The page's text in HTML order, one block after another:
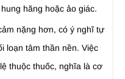
hăng hoặc ảo giác.
nặng hơn, có ý nghĩ tự
loạn tâm thần nền. Việc
thuộc thuốc, nghĩa là cơ